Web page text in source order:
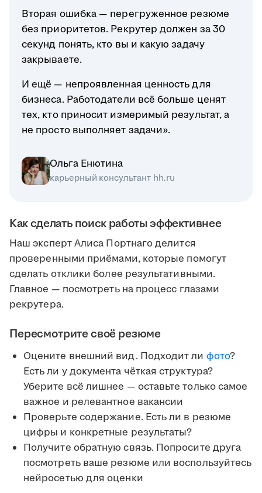
Вторая ошибка — перегруженное резюме
без приоритетов. Рекрутер должен за 30
секунд понять, кто вы и какую задачу
закрываете.
И ещё — непроявленная ценность для
бизнеса. Работодатели всё больше ценят
тех, кто приносит измеримый результат, а
не просто выполняет задачи».
Ольга Енютина
карьерный консультант hh.ru
Как сделать поиск работы эффективнее
Наш эксперт Алиса Портнаго делится
проверенными приёмами, которые помогут
сделать отклики более результативными.
Главное — посмотреть на процесс глазами
рекрутера.
Пересмотрите своё резюме
Оцените внешний вид. Подходит ли фото?
Есть ли у документа чёткая структура?
Уберите всё лишнее — оставьте только самое
важное и релевантное вакансии
Проверьте содержание. Есть ли в резюме
цифры и конкретные результаты?
Получите обратную связь. Попросите друга
посмотреть ваше резюме или воспользуйтесь
нейросетью для оценки